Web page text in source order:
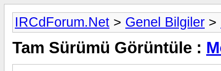
IRCdForum.Net > Genel Bilgiler >
Tam Sürümü Görüntüle :